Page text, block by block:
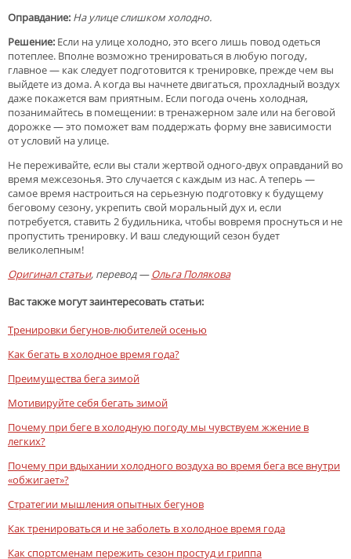
Оправдание: На улице слишком холодно.
Решение: Если на улице холодно, это всего лишь повод одеться
потеплее. Вполне возможно тренироваться в любую погоду,
главное — как следует подготовится к тренировке, прежде чем вы
выйдете из дома. А когда вы начнете двигаться, прохладный воздух
даже покажется вам приятным. Если погода очень холодная,
позанимайтесь в помещении: в тренажерном зале или на беговой
дорожке — это поможет вам поддержать форму вне зависимости
от условий на улице.
Не переживайте, если вы стали жертвой одного-двух оправданий во
время межсезонья. Это случается с каждым из нас. А теперь —
самое время настроиться на серьезную подготовку к будущему
беговому сезону, укрепить свой моральный дух и, если
потребуется, ставить 2 будильника, чтобы вовремя проснуться и не
пропустить тренировку. И ваш следующий сезон будет
великолепным!
Оригинал статьи, перевод —Ольга Полякова
Вас также могут заинтересовать статьи:
Тренировки бегунов-любителей осенью
Как бегать в холодное время года?
Преимущества бега зимой
Мотивируйте себя бегать зимой
Почему при беге в холодную погоду мы чувствуем жжение в
легких?
Почему при вдыхании холодного воздуха во время бега все внутри
«обжигает»?
Стратегии мышления опытных бегунов
Как тренироваться и не заболеть в холодное время года
Как спортсменам пережить сезон простуд и гриппа